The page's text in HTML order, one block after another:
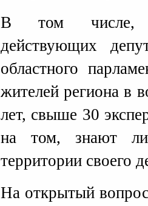
В том числе,
действующих
областного
жителей региона в
лет, свыше 30
на том, знают
территории своего
На открытый